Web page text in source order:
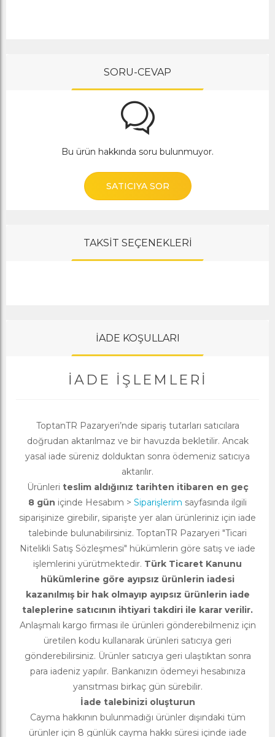
SORU-CEVAP
Bu ürün hakkında soru bulunmuyor.
SATICIYA SOR
TAKSİT SEÇENEKLERİ
İADE KOŞULLARI
İADE İŞLEMLERI
ToptanTR Pazaryeri’nde sipariş tutarları satıcılara
doğrudan aktarılmaz ve bir havuzda bekletilir. Ancak
yasal iade süreniz dolduktan sonra ödemeniz satıcıya
aktarılır.
Ürünleri teslim aldığınız tarihten itibaren en geç
8 gün içinde Hesabım > Siparişlerim sayfasında ilgili
siparişinize girebilir, siparişte yer alan ürünleriniz için iade
talebinde bulunabilirsiniz. ToptanTR Pazaryeri "Ticari
Nitelikli Satış Sözleşmesi" hükümlerin göre satış ve iade
işlemlerini yürütmektedir. Türk Ticaret Kanunu
hükümlerine göre ayıpsız ürünlerin iadesi
kazanılmış bir hak olmayıp ayıpsız ürünlerin iade
taleplerine satıcının ihtiyari takdiri ile karar verilir.
Anlaşmalı kargo firması ile ürünleri gönderebilmeniz için
üretilen kodu kullanarak ürünleri satıcıya geri
gönderebilirsiniz. Ürünler satıcıya geri ulaştıktan sonra
para iadeniz yapılır. Bankanızın ödemeyi hesabınıza
yansıtması birkaç gün sürebilir.
İade talebinizi oluşturun
Cayma hakkının bulunmadığı ürünler dışındaki tüm
ürünler için 8 günlük cayma hakkı süresi içinde iade